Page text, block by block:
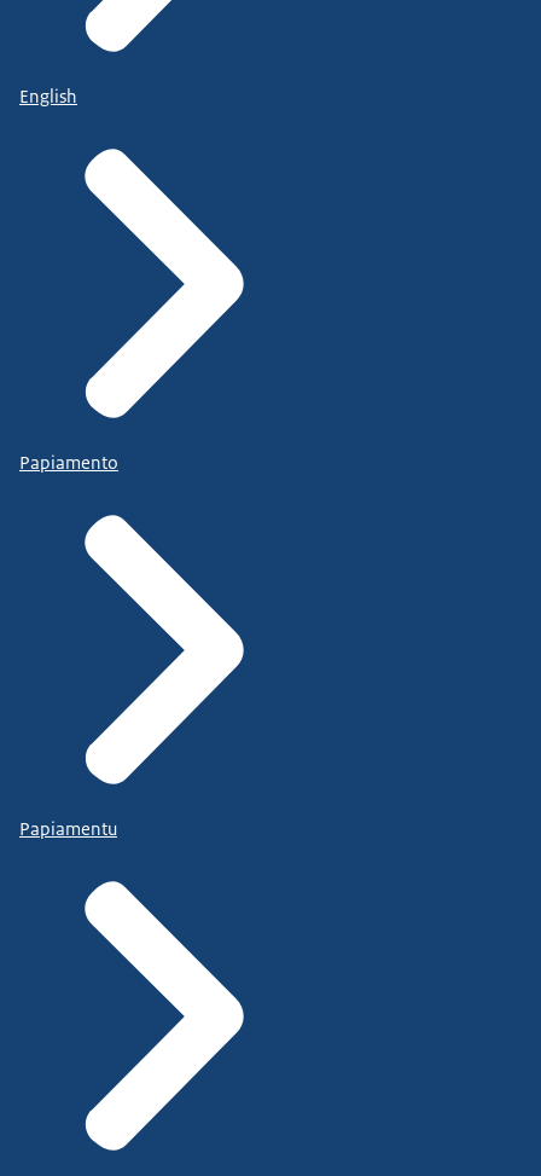
English
Papiamento
Papiamentu